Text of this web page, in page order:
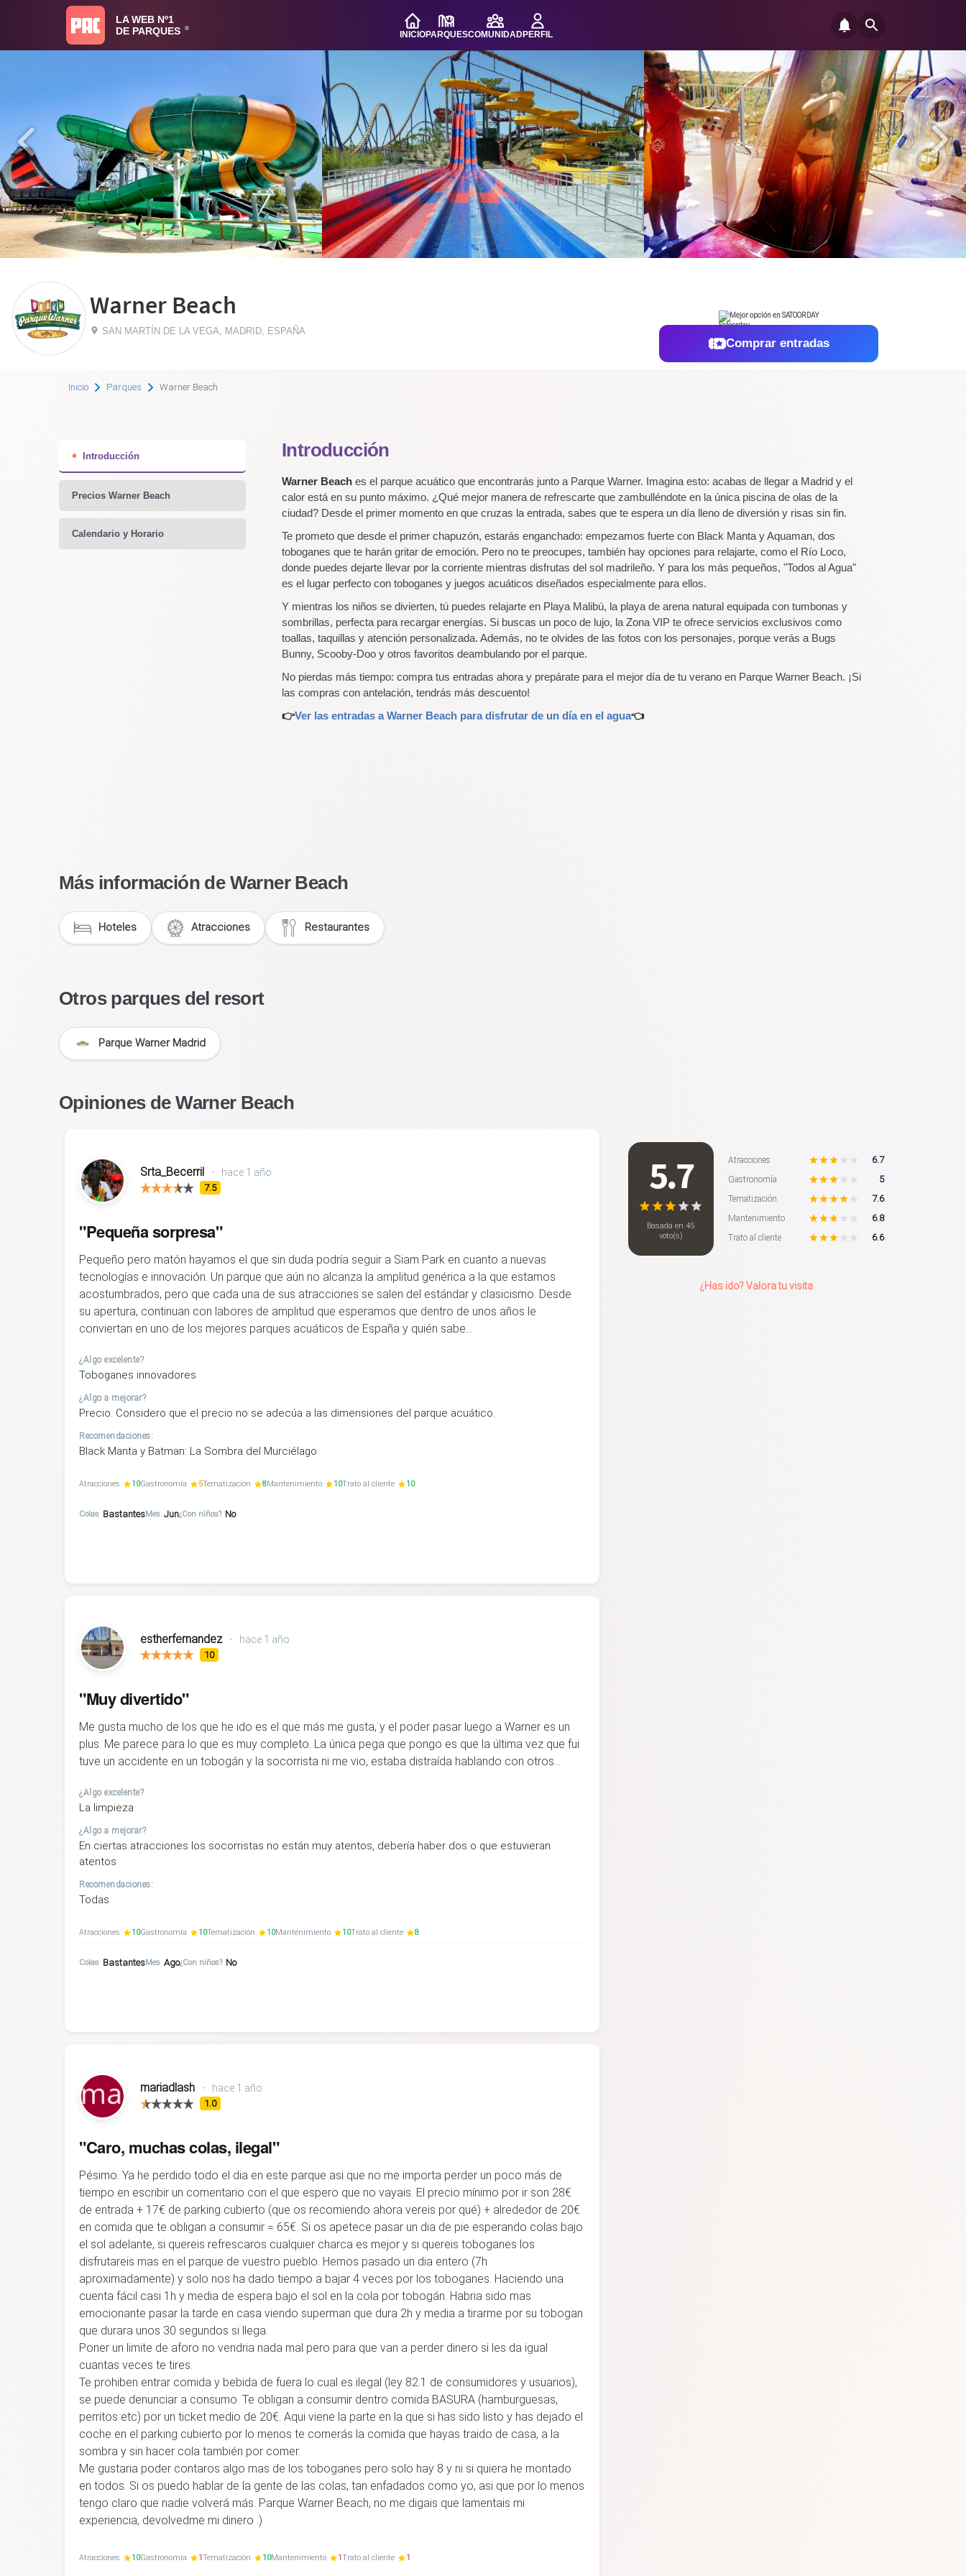
LA WEB Nº1
DE PARQUES
®
INICIOPARQUESCOMUNIDADPERFIL
Warner Beach
SAN MARTÍN DE LA VEGA, MADRID, ESPAÑA
Mejor opción en SATOORDAY
Comprar entradas
Inicio Parques Warner Beach
Introducción
Precios Warner Beach
Calendario y Horario
Introducción
Warner Beach es el parque acuático que encontrarás junto a Parque Warner. Imagina esto: acabas de llegar a Madrid y el
calor está en su punto máximo. ¿Qué mejor manera de refrescarte que zambulléndote en la única piscina de olas de la
ciudad? Desde el primer momento en que cruzas la entrada, sabes que te espera un día lleno de diversión y risas sin fin.
Te prometo que desde el primer chapuzón, estarás enganchado: empezamos fuerte con Black Manta y Aquaman, dos
toboganes que te harán gritar de emoción. Pero no te preocupes, también hay opciones para relajarte, como el Río Loco,
donde puedes dejarte llevar por la corriente mientras disfrutas del sol madrileño. Y para los más pequeños, "Todos al Agua"
es el lugar perfecto con toboganes y juegos acuáticos diseñados especialmente para ellos.
Y mientras los niños se divierten, tú puedes relajarte en Playa Malibú, la playa de arena natural equipada con tumbonas y
sombrillas, perfecta para recargar energías. Si buscas un poco de lujo, la Zona VIP te ofrece servicios exclusivos como
toallas, taquillas y atención personalizada. Además, no te olvides de las fotos con los personajes, porque verás a Bugs
Bunny, Scooby-Doo y otros favoritos deambulando por el parque.
No pierdas más tiempo: compra tus entradas ahora y prepárate para el mejor día de tu verano en Parque Warner Beach. ¡Si
las compras con antelación, tendrás más descuento!
👉Ver las entradas a Warner Beach para disfrutar de un día en el agua👈
Más información de Warner Beach
Hoteles Atracciones Restaurantes
Otros parques del resort
Parque Warner Madrid
Opiniones de Warner Beach
5.7
Basada en45
voto(s)
Atracciones 6.7
Gastronomía 5
Tematización 7.6
Mantenimiento 6.8
Trato al cliente 6.6
¿Has ido? Valora tu visita
Srta_Becerril • hace 1 año
7.5
"Pequeña sorpresa"
Pequeño pero matón hayamos el que sin duda podría seguir a Siam Park en cuanto a nuevas
tecnologías e innovación. Un parque que aún no alcanza la amplitud genérica a la que estamos
acostumbrados, pero que cada una de sus atracciones se salen del estándar y clasicismo. Desde
su apertura, continuan con labores de amplitud que esperamos que dentro de unos años le
conviertan en uno de los mejores parques acuáticos de España y quién sabe...
¿Algo excelente?
Toboganes innovadores
¿Algo a mejorar?
Precio. Considero que el precio no se adecúa a las dimensiones del parque acuático.
Recomendaciones:
Black Manta y Batman: La Sombra del Murciélago
Atracciones 10Gastronomía 5Tematización 8Mantenimiento 10Trato al cliente 10
Colas BastantesMes Jun¿Con niños? No
estherfernandez • hace 1 año
10
"Muy divertido"
Me gusta mucho de los que he ido es el que más me gusta, y el poder pasar luego a Warner es un
plus. Me parece para lo que es muy completo. La única pega que pongo es que la última vez que fui
tuve un accidente en un tobogán y la socorrista ni me vio, estaba distraída hablando con otros...
¿Algo excelente?
La limpieza
¿Algo a mejorar?
En ciertas atracciones los socorristas no están muy atentos, debería haber dos o que estuvieran
atentos
Recomendaciones:
Todas
Atracciones 10Gastronomía 10Tematización 10Mantenimiento 10Trato al cliente 8
Colas BastantesMes Ago¿Con niños? No
mariadlash • hace 1 año
1.0
"Caro, muchas colas, ilegal"
Pésimo. Ya he perdido todo el dia en este parque asi que no me importa perder un poco más de
tiempo en escribir un comentario con el que espero que no vayais. El precio mínimo por ir son 28€
de entrada + 17€ de parking cubierto (que os recomiendo ahora vereis por qué) + alrededor de 20€
en comida que te obligan a consumir = 65€. Si os apetece pasar un dia de pie esperando colas bajo
el sol adelante, si quereis refrescaros cualquier charca es mejor y si quereis toboganes los
disfrutareis mas en el parque de vuestro pueblo. Hemos pasado un dia entero (7h
aproximadamente) y solo nos ha dado tiempo a bajar 4 veces por los toboganes. Haciendo una
cuenta fácil casi 1h y media de espera bajo el sol en la cola por tobogán. Habria sido mas
emocionante pasar la tarde en casa viendo superman que dura 2h y media a tirarme por su tobogan
que durara unos 30 segundos si llega.
Poner un limite de aforo no vendria nada mal pero para que van a perder dinero si les da igual
cuantas veces te tires.
Te prohiben entrar comida y bebida de fuera lo cual es ilegal (ley 82.1 de consumidores y usuarios),
se puede denunciar a consumo. Te obligan a consumir dentro comida BASURA (hamburguesas,
perritos etc) por un ticket medio de 20€. Aqui viene la parte en la que si has sido listo y has dejado el
coche en el parking cubierto por lo menos te comerás la comida que hayas traido de casa, a la
sombra y sin hacer cola también por comer.
Me gustaria poder contaros algo mas de los toboganes pero solo hay 8 y ni si quiera he montado
en todos. Si os puedo hablar de la gente de las colas, tan enfadados como yo, asi que por lo menos
tengo claro que nadie volverá más. Parque Warner Beach, no me digais que lamentais mi
experiencia, devolvedme mi dinero :)
Atracciones 10Gastronomía 1 Tematización 10Mantenimiento 1 Trato al cliente 1